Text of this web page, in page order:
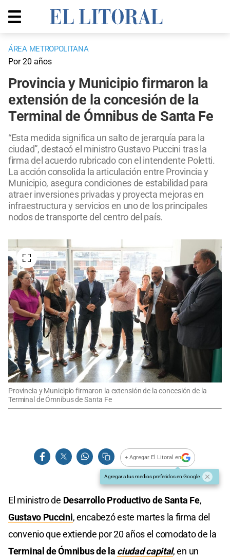
ÁREA METROPOLITANA
Por 20 años
Provincia y Municipio firmaron la
extensión de la concesión de la
Terminal de Ómnibus de Santa Fe
“Esta medida significa un salto de jerarquía para la
ciudad”, destacó el ministro Gustavo Puccini tras la
firma del acuerdo rubricado con el intendente Poletti.
La acción consolida la articulación entre Provincia y
Municipio, asegura condiciones de estabilidad para
atraer inversiones privadas y proyecta mejoras en
infraestructura y servicios en uno de los principales
nodos de transporte del centro del país.
Provincia y Municipio firmaron la extensión de la concesión de la
Terminal de Ómnibus de Santa Fe
+ Agregar El Litoral en
Agregar a tus medios preferidos en Google
El ministro de Desarrollo Productivo de Santa Fe,
Gustavo Puccini, encabezó este martes la firma del
convenio que extiende por 20 años el comodato de la
Terminal de Ómnibus de la ciudad capital, en un